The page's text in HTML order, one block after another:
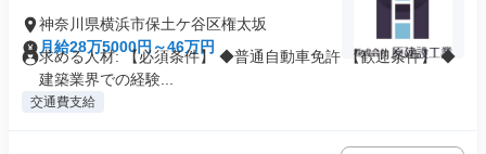
神奈川県横浜市保土ケ谷区権太坂
月給28万5000円～46万円
求める人材: 【必須条件】 ◆普通自動車免許 【歓迎条件】 ◆
建築業界での経験...
交通費支給